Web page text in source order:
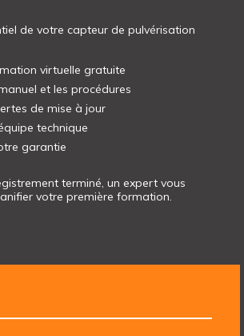
de votre capteur de pulvérisation
virtuelle gratuite
et les procédures
de mise à jour
technique
garantie
terminé, un expert vous
votre première formation.